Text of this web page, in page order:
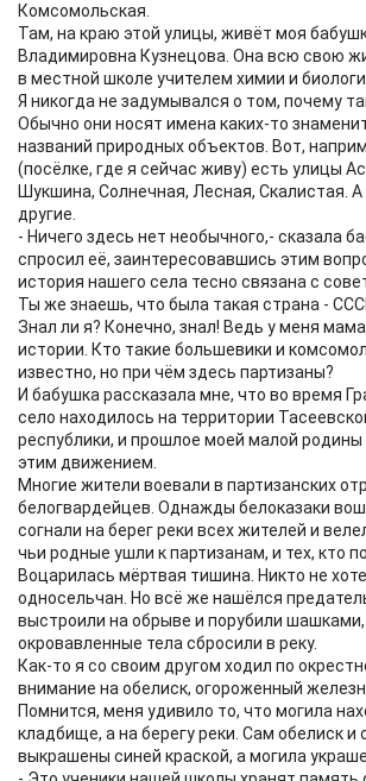
Комсомольская.
Там, на краю этой улицы, живёт моя
Владимировна Кузнецова. Она всю свою
в местной школе учителем химии и
Я никогда не задумывался о том, почему
Обычно они носят имена каких-то
названий природных объектов. Вот,
(посёлке, где я сейчас живу) есть улицы
Шукшина, Солнечная, Лесная, Скалистая. А
другие.
- Ничего здесь нет необычного,- сказала
спросил её, заинтересовавшись этим
история нашего села тесно связана с
Ты же знаешь, что была такая страна -
Знал ли я? Конечно, знал! Ведь у меня
истории. Кто такие большевики и
известно, но при чём здесь партизаны?
И бабушка рассказала мне, что во время
село находилось на территории
республики, и прошлое моей малой родины
этим движением.
Многие жители воевали в партизанских
белогвардейцев. Однажды белоказаки
согнали на берег реки всех жителей и
чьи родные ушли к партизанам, и тех, кто
Воцарилась мёртвая тишина. Никто не
односельчан. Но всё же нашёлся
выстроили на обрыве и порубили
окровавленные тела сбросили в реку.
Как-то я со своим другом ходил по
внимание на обелиск, огороженный
Помнится, меня удивило то, что могила
кладбище, а на берегу реки. Сам обелиск и
выкрашены синей краской, а могила